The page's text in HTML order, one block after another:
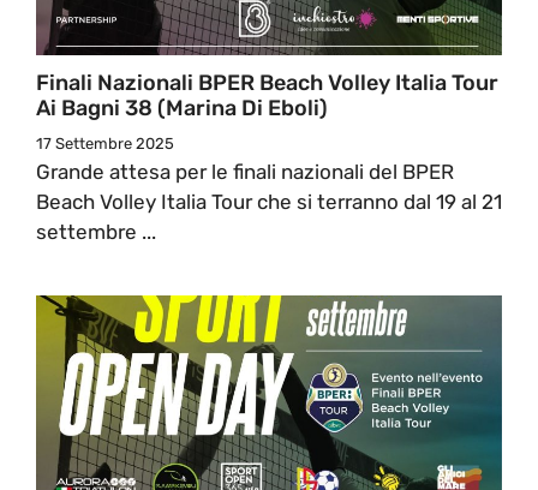
Finali Nazionali BPER Beach Volley Italia Tour
Ai Bagni 38 (Marina Di Eboli)
17 Settembre 2025
Grande attesa per le finali nazionali del BPER
Beach Volley Italia Tour che si terranno dal 19 al 21
settembre ...